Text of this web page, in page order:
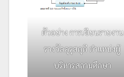
ตัวอย่าง การเขียนรายงาน
รางวัลคุรุสดุดี ตำแหน่งผู้
บริหารสถานศึกษา